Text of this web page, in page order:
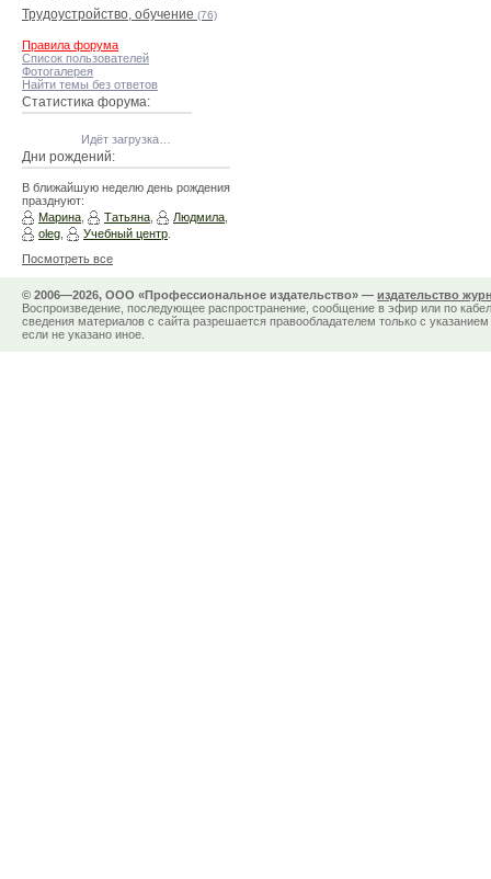
Трудоустройство, обучение (76)
Правила форума
Список пользователей
Фотогалерея
Найти темы без ответов
Статистика форума:
Идёт загрузка…
Дни рождений:
В ближайшую неделю день рождения
празднуют:
Марина
Татьяна Людмила
oleg
Учебный центр
Посмотреть все
© 2006—2026, ООО «Профессиональное издательство» — издательство
Воспроизведение, последующее распространение, сообщение в эфир или по
сведения материалов с сайта разрешается правообладателем только с
если не указано иное.